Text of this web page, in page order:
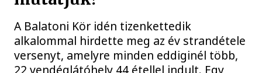
A Balatoni Kör idén tizenkettedik
alkalommal hirdette meg az év strandétele
versenyt, amelyre minden eddiginél több,
22 vendéglátóhely 44 étellel indult. Egy